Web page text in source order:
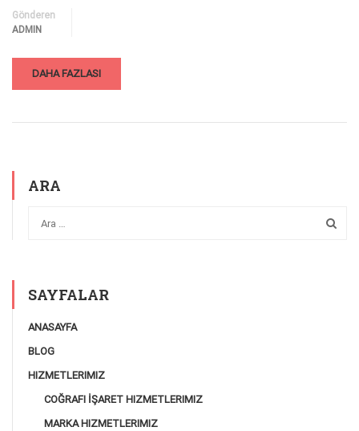
Gönderen
ADMIN
DAHA FAZLASI
ARA
SAYFALAR
ANASAYFA
BLOG
HIZMETLERIMIZ
COĞRAFI İŞARET HIZMETLERIMIZ
MARKA HIZMETLERIMIZ